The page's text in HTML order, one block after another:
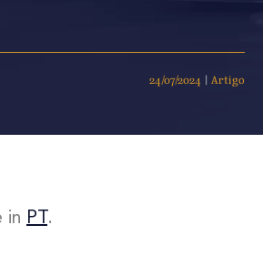
24/07/2024 | Artigo
in PT .